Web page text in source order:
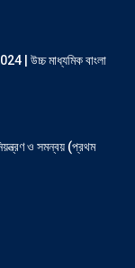
উচ্চ মাধ্যমিক বাংলা
ও সমন্বয় (প্রথম